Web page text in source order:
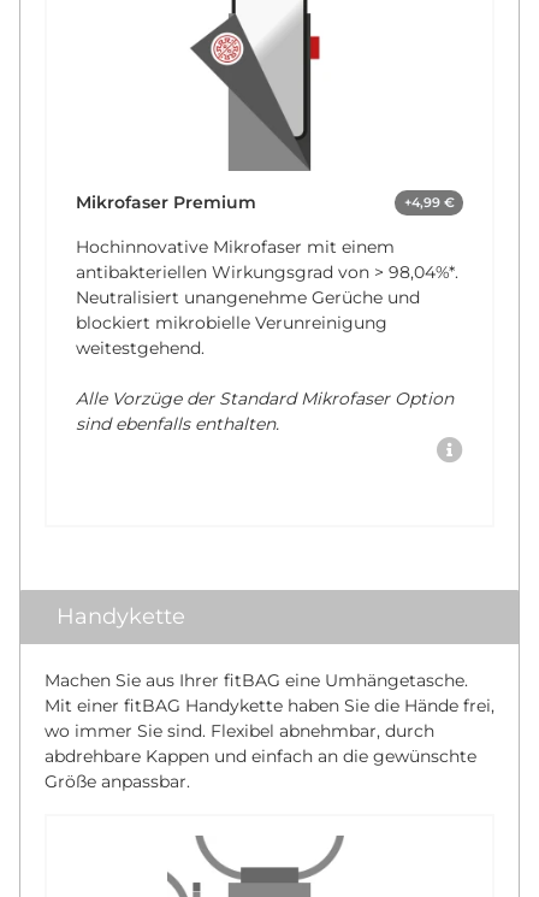
Mikrofaser Premium +4,99 €
Hochinnovative Mikrofaser mit einem
antibakteriellen Wirkungsgrad von > 98,04%*.
Neutralisiert unangenehme Gerüche und
blockiert mikrobielle Verunreinigung
weitestgehend.
Alle Vorzüge der Standard Mikrofaser Option
sind ebenfalls enthalten.
Handykette
Machen Sie aus Ihrer fitBAG eine Umhängetasche.
Mit einer fitBAG Handykette haben Sie die Hände frei,
wo immer Sie sind. Flexibel abnehmbar, durch
abdrehbare Kappen und einfach an die gewünschte
Größe anpassbar.